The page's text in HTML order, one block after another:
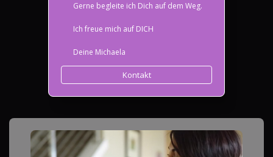
Gerne begleite ich Dich auf dem Weg.
Ich freue mich auf DICH
Deine Michaela
Kontakt